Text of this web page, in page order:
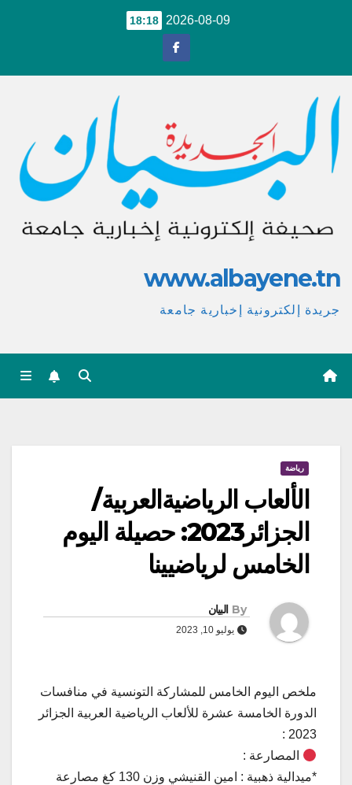
2026-08-09
18:18
www.albayene.tn
جريدة إلكترونية إخبارية جامعة
رياضة
الألعاب الرياضيةالعربية/
الجزائر2023: حصيلة اليوم
الخامس لرياضيينا
By البيان
يوليو 10, 2023
ملخص اليوم الخامس للمشاركة التونسية في منافسات
الدورة الخامسة عشرة للألعاب الرياضية العربية الجزائر
2023 :
المصارعة :
*ميدالية ذهبية : امين القنيشي وزن 130 كغ مصارعة